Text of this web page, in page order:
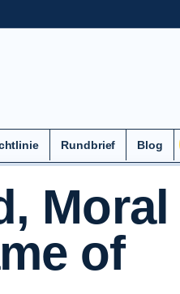
Rundbrief Blog
Moral
of